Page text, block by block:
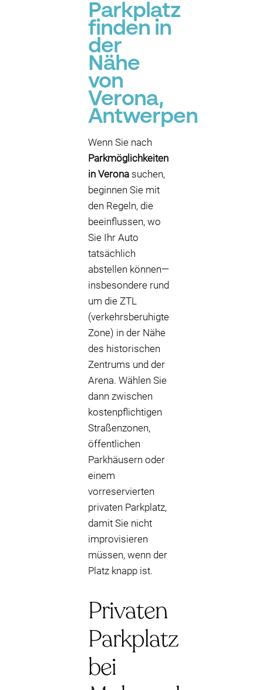
Parkplatz
finden in
der
Nähe
von
Verona,
Antwerpen
Wenn Sie nach
Parkmöglichkeiten
in Verona suchen,
beginnen Sie mit
den Regeln, die
beeinflussen, wo
Sie Ihr Auto
tatsächlich
abstellen können—
insbesondere rund
um die ZTL
(verkehrsberuhigte
Zone) in der Nähe
des historischen
Zentrums und der
Arena. Wählen Sie
dann zwischen
kostenpflichtigen
Straßenzonen,
öffentlichen
Parkhäusern oder
einem
vorreservierten
privaten Parkplatz,
damit Sie nicht
improvisieren
müssen, wenn der
Platz knapp ist.
Privaten
Parkplatz
bei